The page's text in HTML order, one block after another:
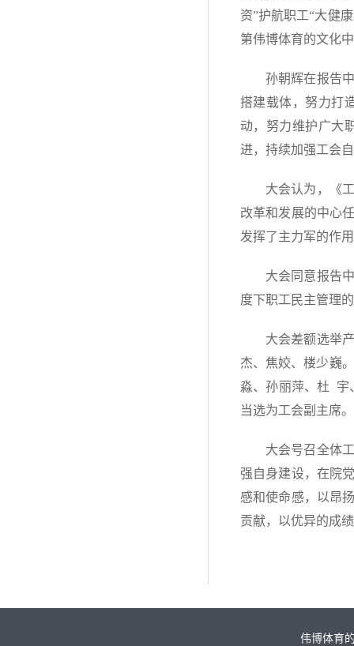
资”护航职工“大健
第伟博体育的文化
孙朝辉在报告
搭建载体，努力打
动，努力维护广大
进，持续加强工会
大会认为，《
改革和发展的中心
发挥了主力军的作
大会同意报告
度下职工民主管理
大会差额选举
杰、焦姣、楼少巍
淼、孙丽萍、杜 宇
当选为工会副主席。
大会号召全体
强自身建设，在院
感和使命感，以昂
贡献，以优异的成
伟博体育